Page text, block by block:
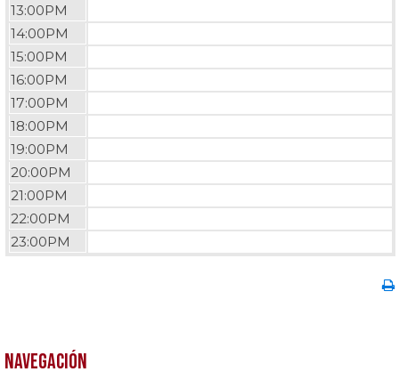
13:00PM
14:00PM
15:00PM
16:00PM
17:00PM
18:00PM
19:00PM
20:00PM
21:00PM
22:00PM
23:00PM
Navegación